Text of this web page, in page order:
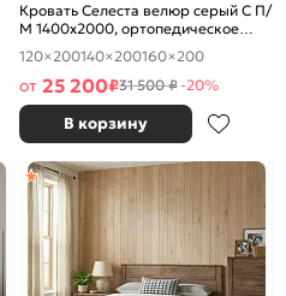
Кровать Селеста велюр серый С П/
М 1400x2000, ортопедическое
основание, изголовье мягкое
120×200140×200160×200
от 25 200₽31 500 ₽-20%
В корзину